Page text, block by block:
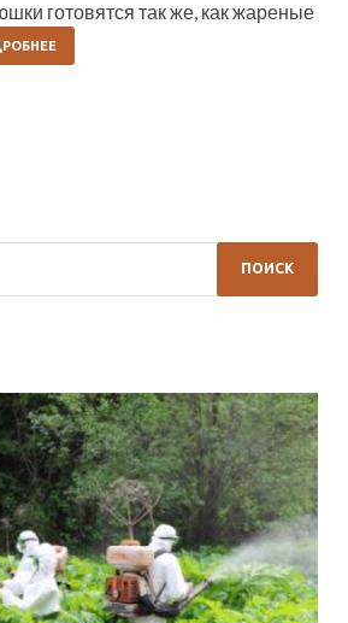
готовятся так же, как жареные